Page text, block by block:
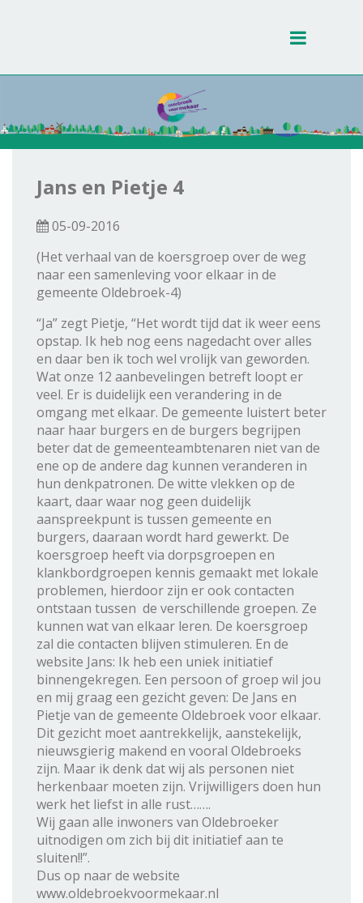
Toggle
Jans en Pietje 4
05-09-2016
(Het verhaal van de koersgroep over de weg
naar een samenleving voor elkaar in de
gemeente Oldebroek-4)
“Ja” zegt Pietje, “Het wordt tijd dat ik weer eens
opstap. Ik heb nog eens nagedacht over alles
en daar ben ik toch wel vrolijk van geworden.
Wat onze 12 aanbevelingen betreft loopt er
veel. Er is duidelijk een verandering in de
omgang met elkaar. De gemeente luistert beter
naar haar burgers en de burgers begrijpen
beter dat de gemeenteambtenaren niet van de
ene op de andere dag kunnen veranderen in
hun denkpatronen. De witte vlekken op de
kaart, daar waar nog geen duidelijk
aanspreekpunt is tussen gemeente en
burgers, daaraan wordt hard gewerkt. De
koersgroep heeft via dorpsgroepen en
klankbordgroepen kennis gemaakt met lokale
problemen, hierdoor zijn er ook contacten
ontstaan tussen de verschillende groepen. Ze
kunnen wat van elkaar leren. De koersgroep
zal die contacten blijven stimuleren. En de
website Jans: Ik heb een uniek initiatief
binnengekregen. Een persoon of groep wil jou
en mij graag een gezicht geven: De Jans en
Pietje van de gemeente Oldebroek voor elkaar.
Dit gezicht moet aantrekkelijk, aanstekelijk,
nieuwsgierig makend en vooral Oldebroeks
zijn. Maar ik denk dat wij als personen niet
herkenbaar moeten zijn. Vrijwilligers doen hun
werk het liefst in alle rust…….
Wij gaan alle inwoners van Oldebroeker
uitnodigen om zich bij dit initiatief aan te
sluiten!!”.
Dus op naar de website
www.oldebroekvoormekaar.nl